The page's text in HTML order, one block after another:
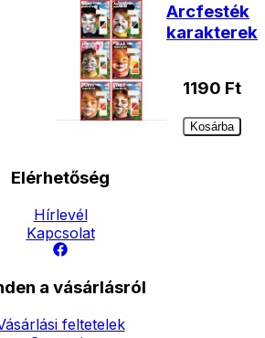
Arcfesték
karakterek
1190 Ft
Kosárba
Elérhetőség
Hírlevél
Kapcsolat
a vásárlásról
feltetelek